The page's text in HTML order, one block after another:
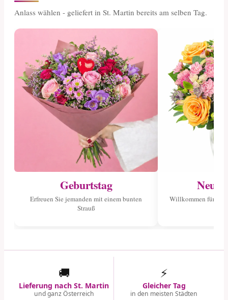
Anlass wählen - geliefert in St. Martin bereits am selben Tag.
Geburtstag
Erfreuen Sie jemanden mit einem bunten
Strauß
Willkommen für
🚚
Lieferung nach St. Martin
und ganz Österreich
⚡
Gleicher Tag
in den meisten Städten